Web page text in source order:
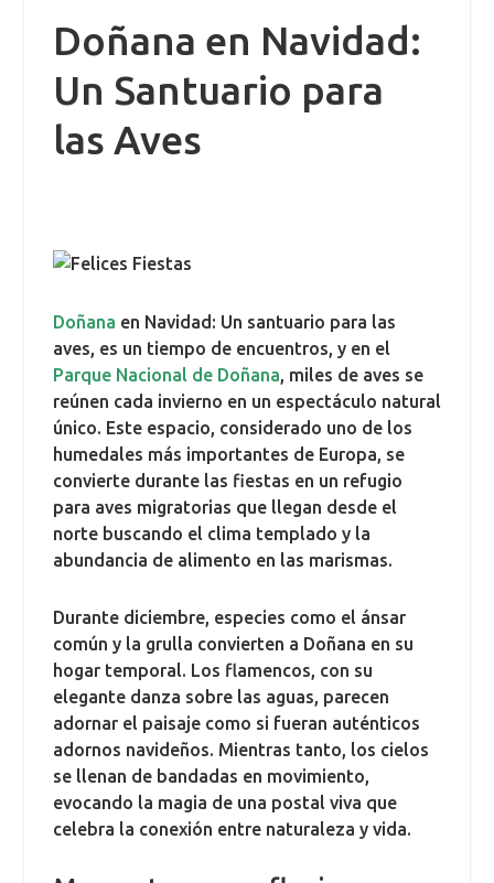
Doñana en Navidad:
Un Santuario para
las Aves
Doñana en Navidad: Un santuario para las
aves, es un tiempo de encuentros, y en el
Parque Nacional de Doñana , miles de aves se
reúnen cada invierno en un espectáculo natural
único. Este espacio, considerado uno de los
humedales más importantes de Europa, se
convierte durante las fiestas en un refugio
para aves migratorias que llegan desde el
norte buscando el clima templado y la
abundancia de alimento en las marismas.
Durante diciembre, especies como el ánsar
común y la grulla convierten a Doñana en su
hogar temporal. Los flamencos, con su
elegante danza sobre las aguas, parecen
adornar el paisaje como si fueran auténticos
adornos navideños. Mientras tanto, los cielos
se llenan de bandadas en movimiento,
evocando la magia de una postal viva que
celebra la conexión entre naturaleza y vida.